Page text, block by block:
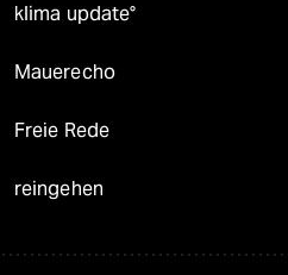
klima update°
Mauerecho
Freie Rede
reingehen